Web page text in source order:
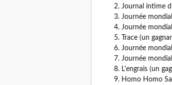
Journal intime
Journée
Journée
Trace (un
Journée
Journée
L'engrais (un
Homo Homo